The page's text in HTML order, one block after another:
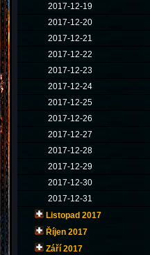
2017-12-19
2017-12-20
2017-12-21
2017-12-22
2017-12-23
2017-12-24
2017-12-25
2017-12-26
2017-12-27
2017-12-28
2017-12-29
2017-12-30
2017-12-31
Listopad 2017
Říjen 2017
Září 2017